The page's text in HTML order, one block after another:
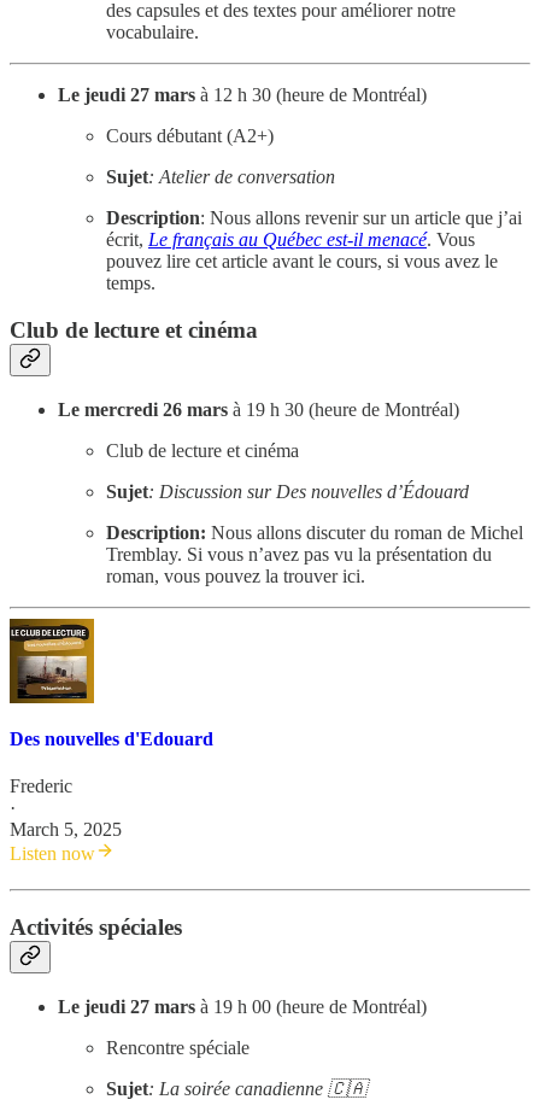
des capsules et des textes pour améliorer notre
vocabulaire.
Le jeudi 27 mars à 12 h 30 (heure de Montréal)
Cours débutant (A2+)
Sujet: Atelier de conversation
Description: Nous allons revenir sur un article que j’ai
écrit, Le français au Québec est-il menacé. Vous
pouvez lire cet article avant le cours, si vous avez le
temps.
Club de lecture et cinéma
Le mercredi 26 mars à 19 h 30 (heure de Montréal)
Club de lecture et cinéma
Sujet: Discussion sur Des nouvelles d’Édouard
Description: Nous allons discuter du roman de Michel
Tremblay. Si vous n’avez pas vu la présentation du
roman, vous pouvez la trouver ici.
Des nouvelles d'Edouard
Frederic
·
March 5, 2025
Listen now
Activités spéciales
Le jeudi 27 mars à 19 h 00 (heure de Montréal)
Rencontre spéciale
Sujet: La soirée canadienne 🇨🇦